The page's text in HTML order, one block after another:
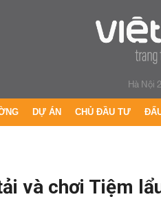
Hà Nội
DỰ ÁN CHỦ ĐẦU TƯ
và chơi Tiệm